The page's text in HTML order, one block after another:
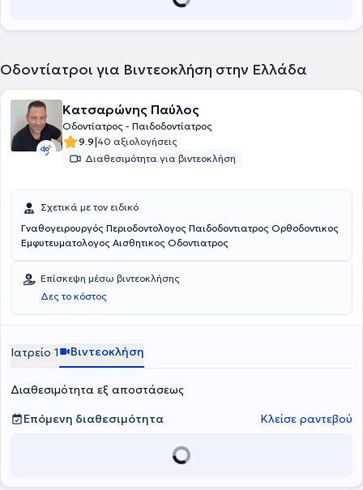
Οδοντίατροι για Βιντεοκλήση στην Ελλάδα
Κατσαρώνης Παύλος
Οδοντίατρος - Παιδοδοντίατρος
9.9|40 αξιολογήσεις
Διαθεσιμότητα για βιντεοκλήση
Σχετικά με τον ειδικό
Γναθογειρουργός Περιοδοντολογος Παιδοδοντιατρος Ορθοδοντικος
Εμφυτευματολογος Αισθητικος Οδοντιατρος
Επίσκεψη μέσω βιντεοκλήσης
Δες το κόστος
Ιατρείο 1 Βιντεοκλήση
Διαθεσιμότητα εξ αποστάσεως
Επόμενη διαθεσιμότητα
Κλείσε ραντεβού